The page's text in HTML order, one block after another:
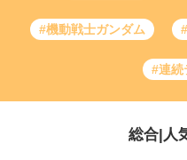
#機動戦士ガンダム
#連続
総合 人